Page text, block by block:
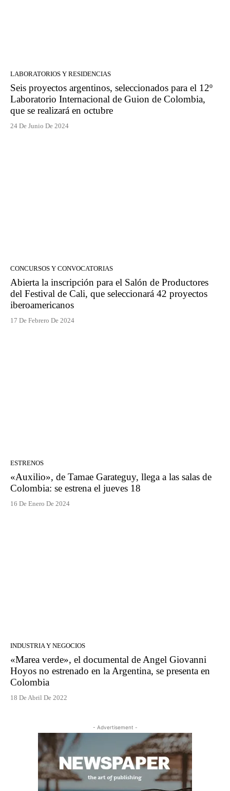
LABORATORIOS Y RESIDENCIAS
Seis proyectos argentinos, seleccionados para el 12º
Laboratorio Internacional de Guion de Colombia,
que se realizará en octubre
24 De Junio De 2024
CONCURSOS Y CONVOCATORIAS
Abierta la inscripción para el Salón de Productores
del Festival de Cali, que seleccionará 42 proyectos
iberoamericanos
17 De Febrero De 2024
ESTRENOS
«Auxilio», de Tamae Garateguy, llega a las salas de
Colombia: se estrena el jueves 18
16 De Enero De 2024
INDUSTRIA Y NEGOCIOS
«Marea verde», el documental de Angel Giovanni
Hoyos no estrenado en la Argentina, se presenta en
Colombia
18 De Abril De 2022
- Advertisement -